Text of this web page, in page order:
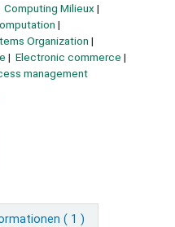
Computing Milieux
Organization
Electronic commerce
management
( 1 )